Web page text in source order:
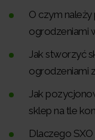
O czym
ogrodzeniami
Jak stworzyć
ogrodzeniami
Jak
sklep na tle
Dlaczego